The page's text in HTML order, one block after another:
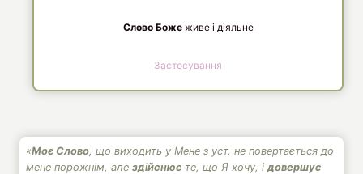
Слово Божеживе і діяльне
Застосування
«Моє Слово, що виходить у Мене з уст, не повертається до
мене порожнім, але здійснює те, що Я хочу, і довершує